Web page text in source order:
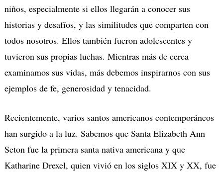
niños, especialmente si ellos llegarán a conocer sus
historias y desafíos, y las similitudes que comparten con
todos nosotros. Ellos también fueron adolescentes y
tuvieron sus propias luchas. Mientras más de cerca
examinamos sus vidas, más debemos inspirarnos con sus
ejemplos de fe, generosidad y tenacidad.
Recientemente, varios santos americanos contemporáneos
han surgido a la luz. Sabemos que Santa Elizabeth Ann
Seton fue la primera santa nativa americana y que
Katharine Drexel, quien vivió en los siglos XIX y XX, fue